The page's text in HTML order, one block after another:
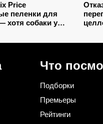
Price
пеленки для
хотя собаки у
Что
Подборки
Премьеры
Рейтинги